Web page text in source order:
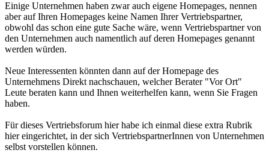
Einige Unternehmen haben zwar auch eigene Homepages, nennen
aber auf Ihren Homepages keine Namen Ihrer Vertriebspartner,
obwohl das schon eine gute Sache wäre, wenn Vertriebspartner von
den Unternehmen auch namentlich auf deren Homepages genannt
werden würden.
Neue Interessenten könnten dann auf der Homepage des
Unternehmens Direkt nachschauen, welcher Berater "Vor Ort"
Leute beraten kann und Ihnen weiterhelfen kann, wenn Sie Fragen
haben.
Für dieses Vertriebsforum hier habe ich einmal diese extra Rubrik
hier eingerichtet, in der sich VertriebspartnerInnen von Unternehmen
selbst vorstellen können.